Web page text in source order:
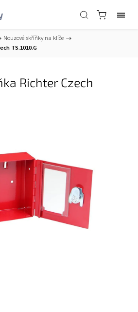
Nouzové skříňky na klíče /
TS.1010.G
Richter Czech